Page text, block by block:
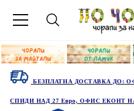
БЕЗПЛАТНА ДОСТАВКА ДО:
СПИДИ НАД 27 Евро, ОФИС ЕКОНТ